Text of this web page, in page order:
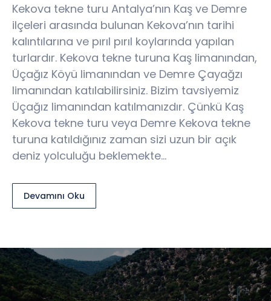
Kekova tekne turu Antalya’nın Kaş ve Demre
ilçeleri arasında bulunan Kekova’nın tarihi
kalıntılarına ve pırıl pırıl koylarında yapılan
turlardır. Kekova tekne turuna Kaş limanından,
Üçağız Köyü limanından ve Demre Çayağzı
limanından katılabilirsiniz. Bizim tavsiyemiz
Üçağız limanından katılmanızdır. Çünkü Kaş
Kekova tekne turu veya Demre Kekova tekne
turuna katıldığınız zaman sizi uzun bir açık
deniz yolculuğu beklemekte…
Devamını Oku